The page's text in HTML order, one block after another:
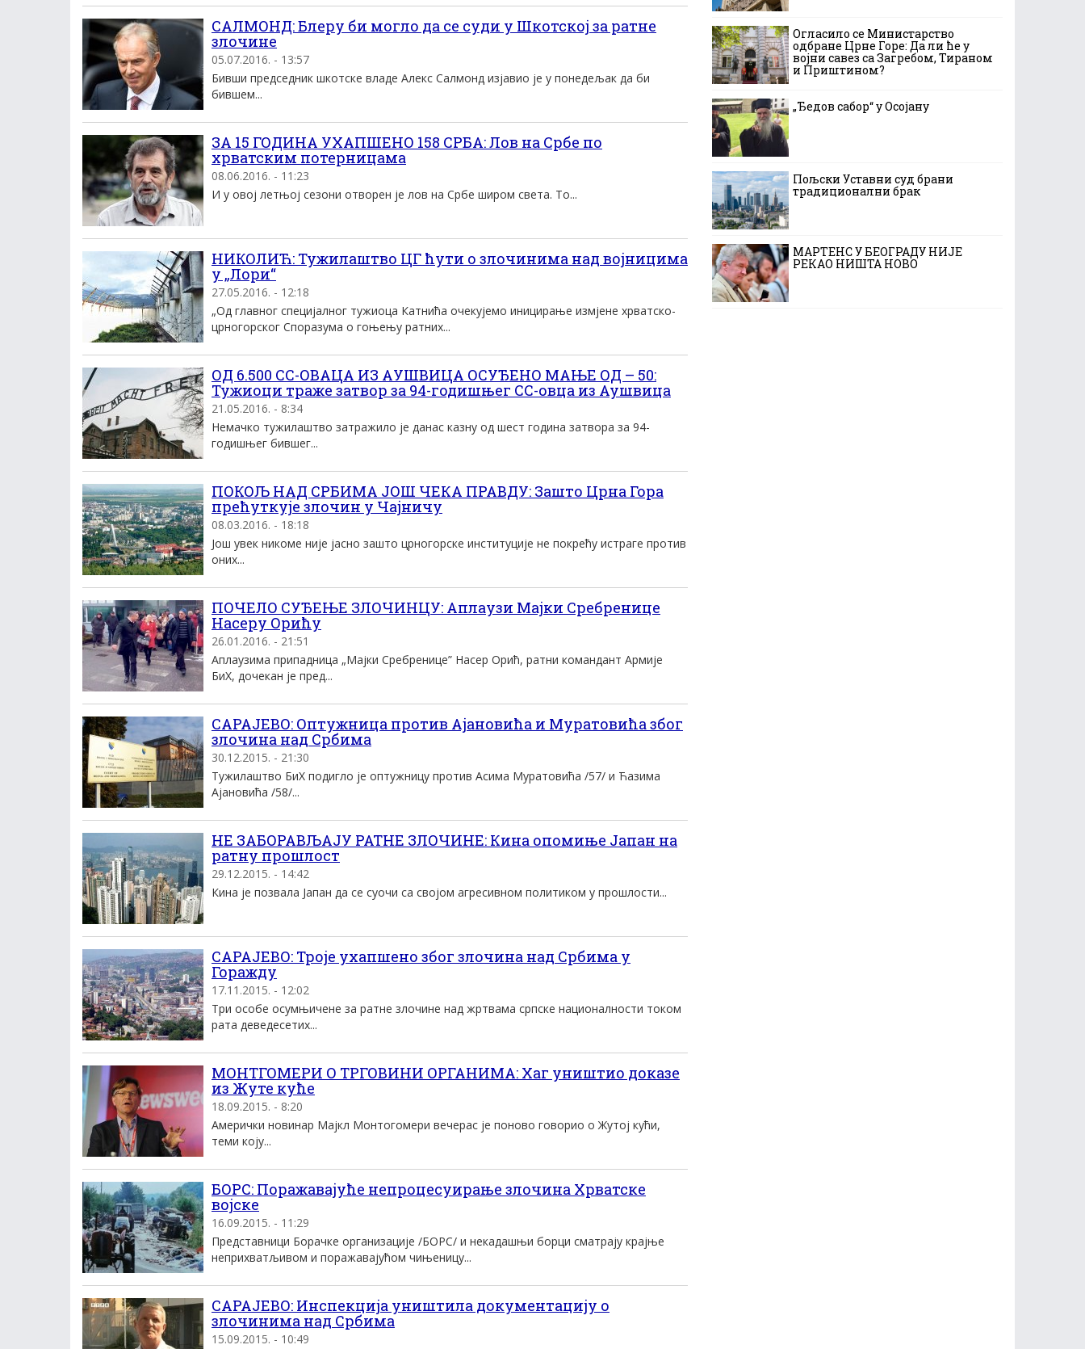
САЛМОНД: Блеру би могло да се суди у Шкотској за ратне
злочине
05.07.2016. - 13:57
Бивши председник шкотске владе Алекс Салмонд изјавио је у понедељак да би
бившем...
ЗА 15 ГОДИНА УХАПШЕНО 158 СРБА: Лов на Србе по
хрватским потерницама
08.06.2016. - 11:23
И у овој летњој сезони отворен је лов на Србе широм света. То...
НИКОЛИЋ: Тужилаштво ЦГ ћути о злочинима над војницима
у „Лори“
27.05.2016. - 12:18
„Од главног специјалног тужиоца Катнића очекујемо иницирање измјене хрватско-
црногорског Споразума о гоњењу ратних...
ОД 6.500 СС-ОВАЦА ИЗ АУШВИЦА ОСУЂЕНО МАЊЕ ОД – 50:
Тужиоци траже затвор за 94-годишњег СС-овца из Аушвица
21.05.2016. - 8:34
Немачко тужилаштво затражило је данас казну од шест година затвора за 94-
годишњег бившег...
ПОКОЉ НАД СРБИМА ЈОШ ЧЕКА ПРАВДУ: Зашто Црна Гора
прећуткује злочин у Чајничу
08.03.2016. - 18:18
Још увек никоме није јасно зашто црногорске институције не покрећу истраге против
оних...
ПОЧЕЛО СУЂЕЊЕ ЗЛОЧИНЦУ: Аплаузи Мајки Сребренице
Насеру Орићу
26.01.2016. - 21:51
Аплаузима припадница „Мајки Сребренице” Насер Орић, ратни командант Армије
БиХ, дочекан је пред...
САРАЈЕВО: Оптужница против Ајановића и Муратовића због
злочина над Србима
30.12.2015. - 21:30
Тужилаштво БиХ подигло је оптужницу против Асима Муратовића /57/ и Ћазима
Ајановића /58/...
НЕ ЗАБОРАВЉАЈУ РАТНЕ ЗЛОЧИНЕ: Кина опомиње Јапан на
ратну прошлост
29.12.2015. - 14:42
Кина је позвала Јапан да се суочи са својом агресивном политиком у прошлости...
САРАЈЕВО: Троје ухапшено због злочина над Србима у
Горажду
17.11.2015. - 12:02
Три особе осумњичене за ратне злочине над жртвама српске националности током
рата деведесетих...
МОНТГОМЕРИ О ТРГОВИНИ ОРГАНИМА: Хаг уништио доказе
из Жуте куће
18.09.2015. - 8:20
Амерички новинар Мајкл Монтогомери вечерас је поново говорио о Жутој кући,
теми коју...
БОРС: Поражавајуће непроцесуирање злочина Хрватске
војске
16.09.2015. - 11:29
Представници Борачке организације /БОРС/ и некадашњи борци сматрају крајње
неприхватљивом и поражавајућом чињеницу...
САРАЈЕВО: Инспекција уништила документацију о
злочинима над Србима
15.09.2015. - 10:49
Огласило се Министарство
одбране Црне Горе: Да ли ће у
војни савез са Загребом, Тираном
и Приштином?
„Ђедов сабор“ у Осојану
Пољски Уставни суд брани
традиционални брак
МАРТЕНС У БЕОГРАДУ НИЈЕ
РЕКАО НИШТА НОВО